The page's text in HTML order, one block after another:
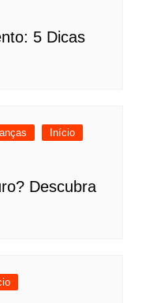
5 Dicas
Início
Descubra